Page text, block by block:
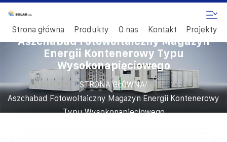
Strona główna Produkty O nas Kontakt Projekty
Aszchabad Fotowoltaiczny Magazyn
Energii Kontenerowy Typu
Wysokonapięciowego
STRONA GŁÓWNA/
Aszchabad Fotowoltaiczny Magazyn Energii Kontenerowy
Typu Wysokonapięciowego